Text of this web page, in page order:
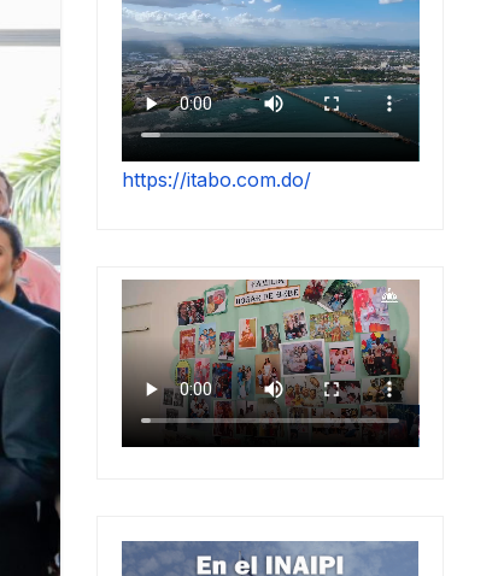
https://itabo.com.do/